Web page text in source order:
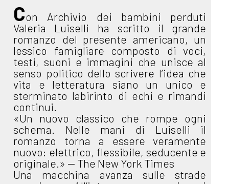
Con Archivio dei bambini perduti
Valeria Luiselli ha scritto il grande
romanzo del presente americano, un
lessico famigliare composto di voci,
testi, suoni e immagini che unisce al
senso politico dello scrivere l’idea che
vita e letteratura siano un unico e
sterminato labirinto di echi e rimandi
continui.
«Un nuovo classico che rompe ogni
schema. Nelle mani di Luiselli il
romanzo torna a essere veramente
nuovo: elettrico, flessibile, seducente e
originale.» — The New York Times
Una macchina avanza sulle strade